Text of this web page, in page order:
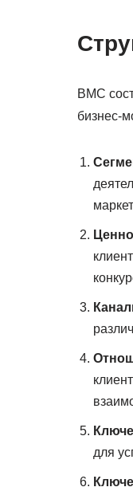
BMC
бизнес-
для